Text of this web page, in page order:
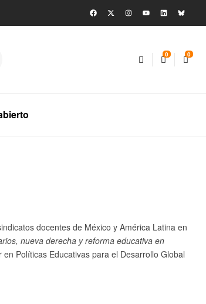
0 0
docentes de México y América Latina en
nueva derecha y reforma educativa en
Políticas Educativas para el Desarrollo Global